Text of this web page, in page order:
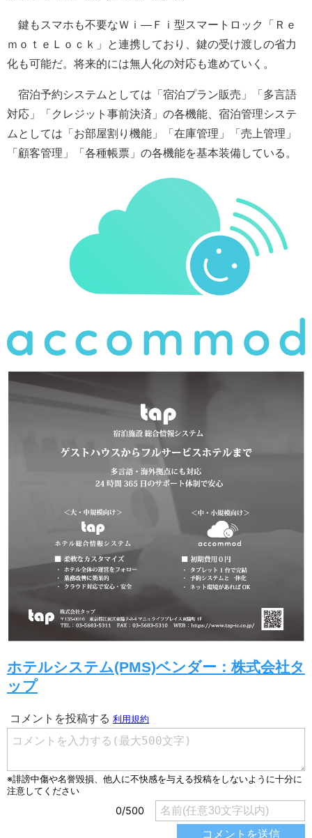
鍵もスマホも不要なＷｉ―Ｆｉ型スマートロック「Ｒｅ
ｍｏｔｅＬｏｃｋ」と連携しており、鍵の受け渡しの省力
化も可能だ。将来的には無人化の対応も進めていく。
宿泊予約システムとしては「宿泊プラン販売」「多言語
対応」「クレジット事前決済」の各機能、宿泊管理システ
ムとしては「お部屋割り機能」「在庫管理」「売上管理」
「顧客管理」「各種帳票」の各機能を基本装備している。
ホテルシステム(PMS)ベンダー：株式会社タ
ップ